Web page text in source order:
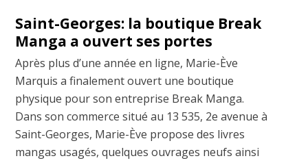
Saint-Georges: la boutique Break
Manga a ouvert ses portes
Après plus d’une année en ligne, Marie-Ève
Marquis a finalement ouvert une boutique
physique pour son entreprise Break Manga.
Dans son commerce situé au 13 535, 2e avenue à
Saint-Georges, Marie-Ève propose des livres
mangas usagés, quelques ouvrages neufs ainsi